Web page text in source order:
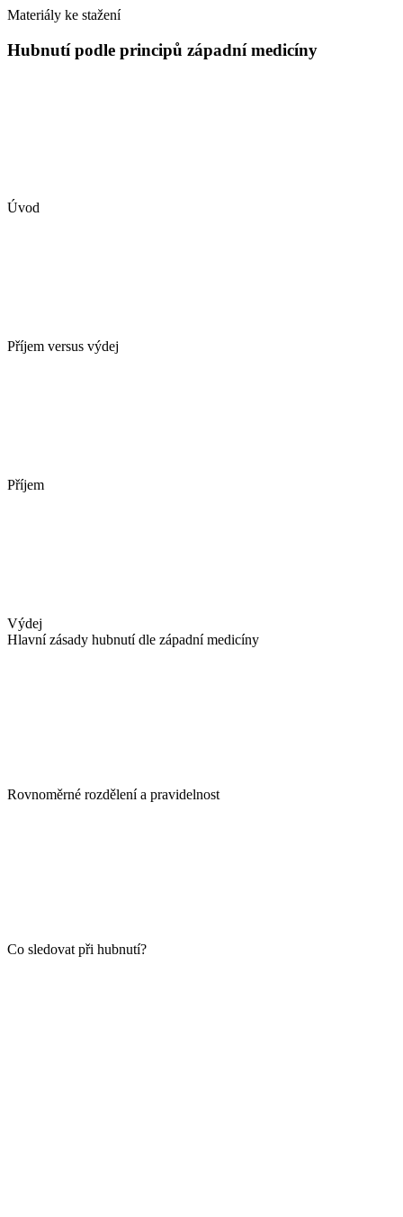
Materiály ke stažení
Hubnutí podle principů západní medicíny
Úvod
Příjem versus výdej
Příjem
Výdej
Hlavní zásady hubnutí dle západní medicíny
Rovnoměrné rozdělení a pravidelnost
Co sledovat při hubnutí?